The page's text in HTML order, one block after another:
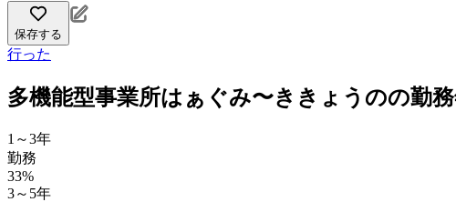
保存する
行った
多機能型事業所はぁぐみ〜ききょうのの勤
1～3年
勤務
33%
3～5年